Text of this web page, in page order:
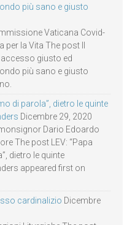
più sano e giusto
Vaticana Covid-
la Vita The post Il
giusto ed
più sano e giusto
di parola”, dietro le quinte
Dicembre 29, 2020
Dario Edoardo
The post LEV: “Papa
dietro le quinte
appeared first on
cardinalizio Dicembre